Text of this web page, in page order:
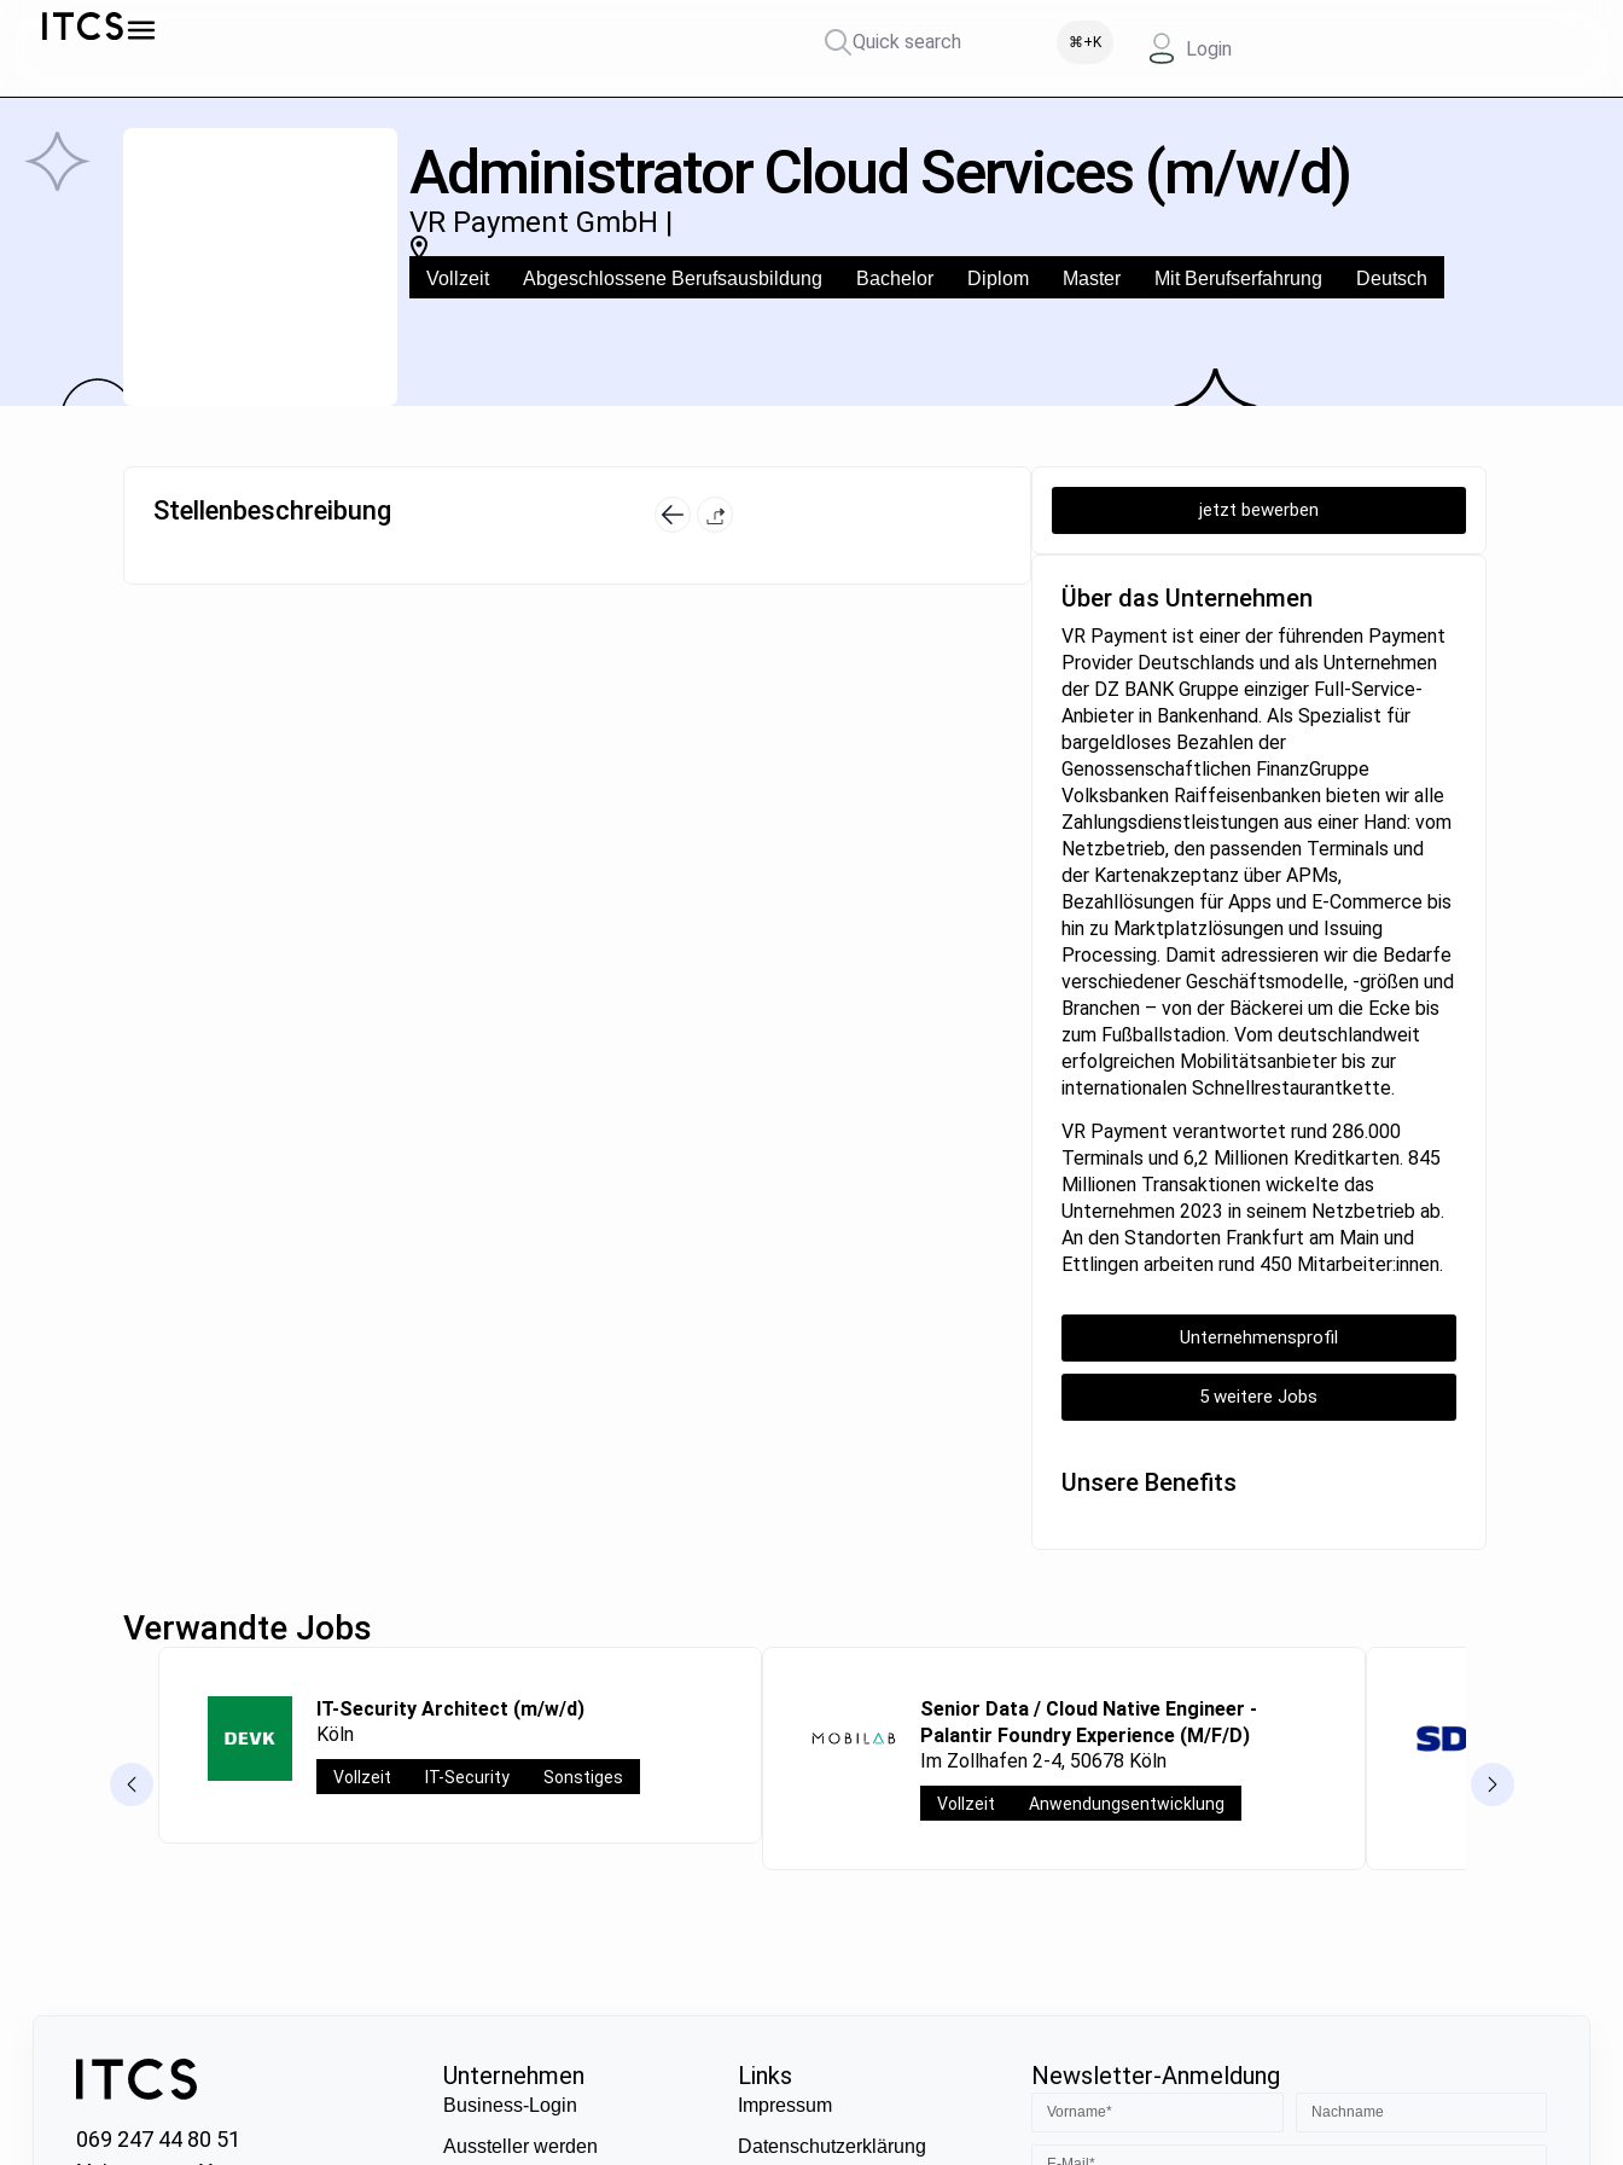
Quick search ⌘+K Login
Administrator Cloud Services (m/w/d)
VR Payment GmbH |
Vollzeit Abgeschlossene Berufsausbildung Bachelor Diplom Master Mit Berufserfahrung Deutsch
Stellenbeschreibung jetzt bewerben
Über das Unternehmen
VR Payment ist einer der führenden Payment
Provider Deutschlands und als Unternehmen
der DZ BANK Gruppe einziger Full-Service-
Anbieter in Bankenhand. Als Spezialist für
bargeldloses Bezahlen der
Genossenschaftlichen FinanzGruppe
Volksbanken Raiffeisenbanken bieten wir alle
Zahlungsdienstleistungen aus einer Hand: vom
Netzbetrieb, den passenden Terminals und
der Kartenakzeptanz über APMs,
Bezahllösungen für Apps und E-Commerce bis
hin zu Marktplatzlösungen und Issuing
Processing. Damit adressieren wir die Bedarfe
verschiedener Geschäftsmodelle, -größen und
Branchen – von der Bäckerei um die Ecke bis
zum Fußballstadion. Vom deutschlandweit
erfolgreichen Mobilitätsanbieter bis zur
internationalen Schnellrestaurantkette.
VR Payment verantwortet rund 286.000
Terminals und 6,2 Millionen Kreditkarten. 845
Millionen Transaktionen wickelte das
Unternehmen 2023 in seinem Netzbetrieb ab.
An den Standorten Frankfurt am Main und
Ettlingen arbeiten rund 450 Mitarbeiter:innen.
Unternehmensprofil
5 weitere Jobs
Unsere Benefits
Verwandte Jobs
IT-Security Architect (m/w/d)
Köln
Vollzeit IT-Security Sonstiges
Senior Data / Cloud Native Engineer -
Palantir Foundry Experience (M/F/D)
Im Zollhafen 2-4, 50678 Köln
Vollzeit Anwendungsentwicklung
069 247 44 80 51
Unternehmen
Business-Login
Aussteller werden
Links
Impressum
Datenschutzerklärung
Newsletter-Anmeldung